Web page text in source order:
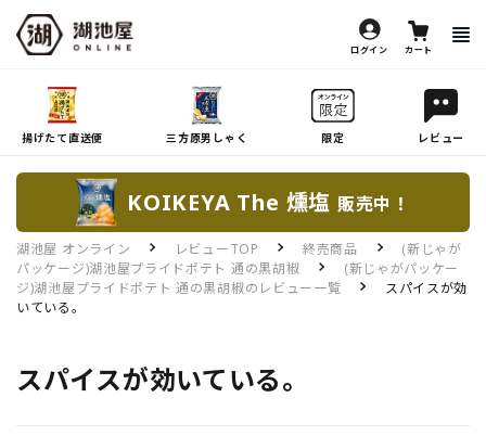
ログイン カート
揚げたて直送便 三方原男しゃく 限定 レビュー
KOIKEYA The 燻塩 販売中！
湖池屋 オンライン レビューTOP 終売商品
(新じゃが
パッケージ)湖池屋プライドポテト 通の黒胡椒
(新じゃがパッケー
ジ)湖池屋プライドポテト 通の黒胡椒のレビュー一覧
スパイスが効
いている。
スパイスが効いている。